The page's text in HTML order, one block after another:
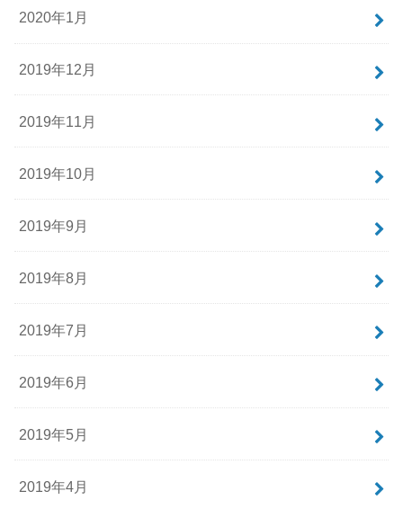
2020年1月
2019年12月
2019年11月
2019年10月
2019年9月
2019年8月
2019年7月
2019年6月
2019年5月
2019年4月